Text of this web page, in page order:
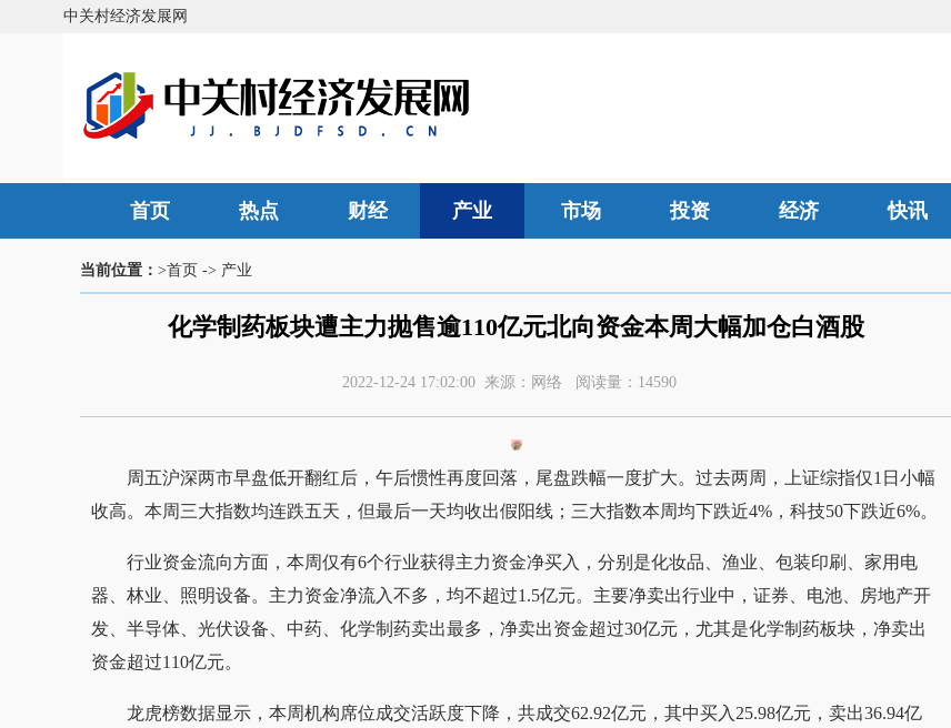
中关村经济发展网
首页 热点 财经 产业 市场 投资 经济 快讯
当前位置： >首页 -> 产业
化学制药板块遭主力抛售逾110亿元北向资金本周大幅加仓白酒股
2022-12-24 17:02:00 来源：网络 阅读量：14590
周五沪深两市早盘低开翻红后，午后惯性再度回落，尾盘跌幅一度扩大。过去两周，上证综指仅1日小幅
收高。本周三大指数均连跌五天，但最后一天均收出假阳线；三大指数本周均下跌近4%，科技50下跌近6%。
行业资金流向方面，本周仅有6个行业获得主力资金净买入，分别是化妆品、渔业、包装印刷、家用电
器、林业、照明设备。主力资金净流入不多，均不超过1.5亿元。主要净卖出行业中，证券、电池、房地产开
发、半导体、光伏设备、中药、化学制药卖出最多，净卖出资金超过30亿元，尤其是化学制药板块，净卖出
资金超过110亿元。
龙虎榜数据显示，本周机构席位成交活跃度下降，共成交62.92亿元，其中买入25.98亿元，卖出36.94亿